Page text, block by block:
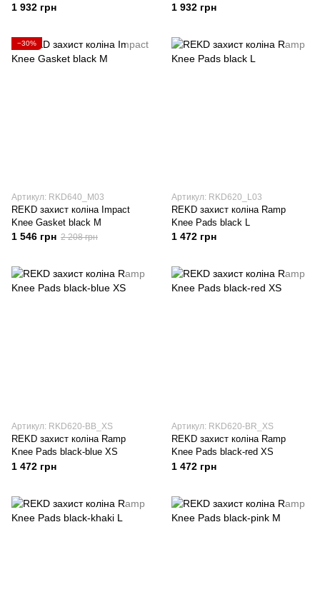
1 932 грн 1 932 грн
−30%
Артикул: RKD640_M03
REKD захист коліна Impact
Knee Gasket black M
1 546 грн 2 208 грн
Артикул: RKD620_L03
REKD захист коліна Ramp
Knee Pads black L
1 472 грн
Артикул: RKD620-BB_XS
REKD захист коліна Ramp
Knee Pads black-blue XS
1 472 грн
Артикул: RKD620-BR_XS
REKD захист коліна Ramp
Knee Pads black-red XS
1 472 грн